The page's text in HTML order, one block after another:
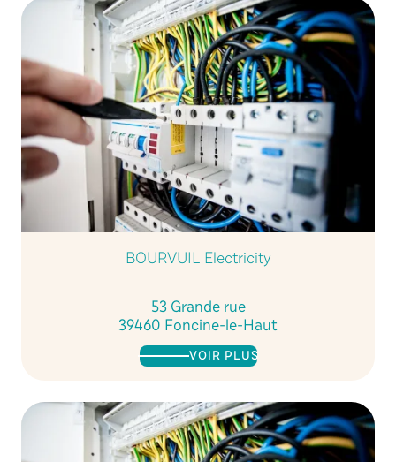
BOURVUIL Electricity
53 Grande rue
39460 Foncine-le-Haut
VOIR PLUS